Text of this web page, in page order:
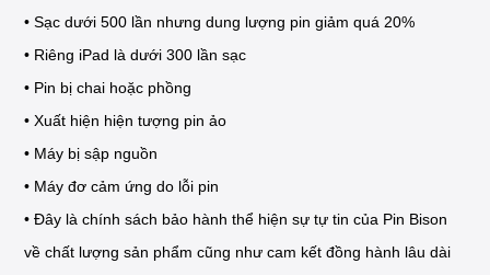
• Sạc dưới 500 lần nhưng dung lượng pin giảm quá 20%
• Riêng iPad là dưới 300 lần sạc
• Pin bị chai hoặc phồng
• Xuất hiện hiện tượng pin ảo
• Máy bị sập nguồn
• Máy đơ cảm ứng do lỗi pin
• Đây là chính sách bảo hành thể hiện sự tự tin của Pin Bison
về chất lượng sản phẩm cũng như cam kết đồng hành lâu dài